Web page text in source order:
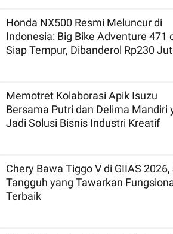
Honda NX500 Resmi Meluncur di
Indonesia: Big Bike Adventure 471
Siap Tempur, Dibanderol Rp230
Memotret Kolaborasi Apik Isuzu
Bersama Putri dan Delima Mandiri
Jadi Solusi Bisnis Industri Kreatif
Chery Bawa Tiggo V di GIIAS 2026,
Tangguh yang Tawarkan
Terbaik